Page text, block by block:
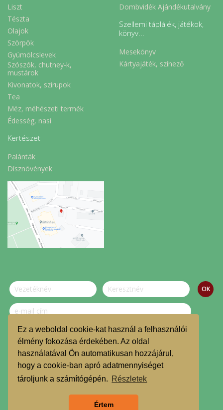
Ez a weboldal cookie-kat használ a felhasználói
élmény fokozása érdekében. Az oldal
használatával Ön automatikusan hozzájárul,
hogy a cookie-ban apró adatmennyiséget
tároljunk a számítógépén. Részletek
Értem
Liszt
Tészta
Olajok
Szörpök
Gyümölcslevek
Szószók, chutney-k,
mustárok
Kivonatok, szirupok
Tea
Méz, méhészeti termék
Édesség, nasi
Kertészet
Palánták
Dísznövények
Dombvidék Ajándékutalvány
Szellemi táplálék, játékok,
könyv...
Mesekönyv
Kártyajáték, színező
Szeretnék feliratkozni a hírlevélre.
© Dombvidék Kosárközösség 2019.
TMR
Árgarancia